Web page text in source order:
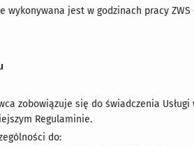
wykonywana jest w godzinach pracy
zobowiązuje się do świadczenia
Regulaminie.
do: